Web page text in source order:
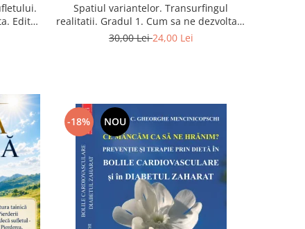
Editia
Spatiul variantelor. Transurfingul
realitatii. Gradul 1. Cum sa ne dezvoltam
intuitia si sa ne alegem soarta
30,00 Lei24,00 Lei
-18% NOU